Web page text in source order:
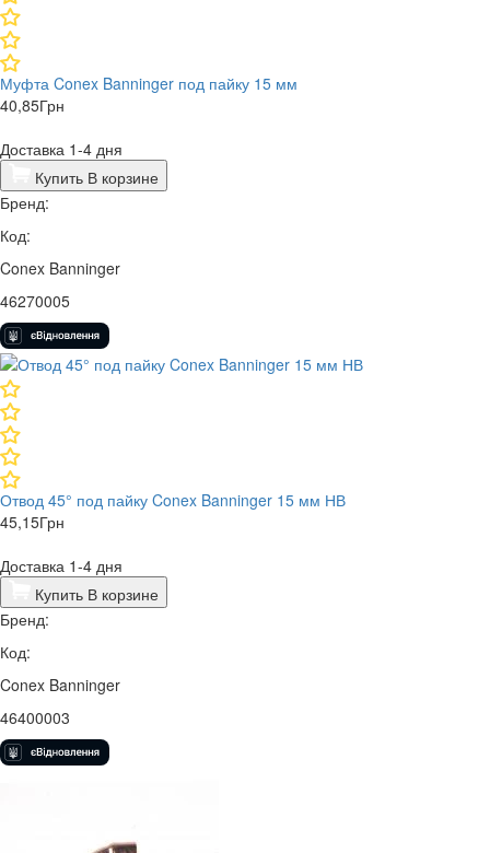
Муфта Conex Banninger под пайку 15 мм
40,85Грн
Доставка 1-4 дня
Купить В корзине
Бренд:
Код:
Conex Banninger
46270005
Отвод 45° под пайку Conex Banninger 15 мм НВ
45,15Грн
Доставка 1-4 дня
Купить В корзине
Бренд:
Код:
Conex Banninger
46400003